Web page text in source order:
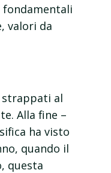
valori da
strappati al
Alla fine –
ha visto
quando il
questa